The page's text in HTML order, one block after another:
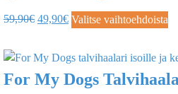
59,90€ 49,90€ Valitse vaihtoehdoista
For My Dogs